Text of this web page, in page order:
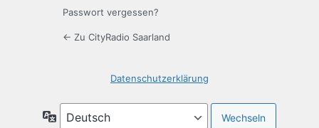
Passwort vergessen?
← Zu CityRadio Saarland
Datenschutzerklärung
Sprache